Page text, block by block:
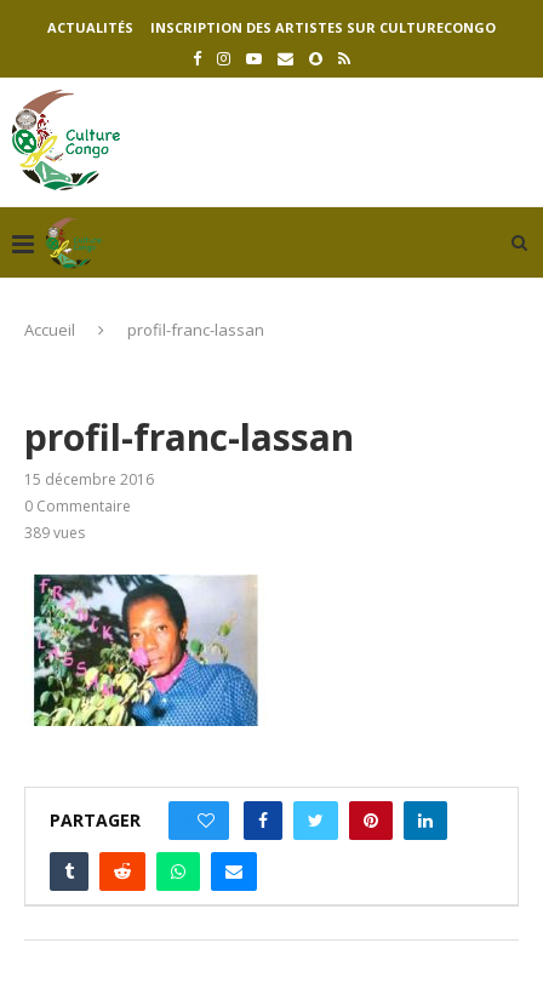
ACTUALITÉS INSCRIPTION DES ARTISTES SUR CULTURECONGO
Accueil profil-franc-lassan
profil-franc-lassan
15 décembre 2016
0 Commentaire
389vues
PARTAGER